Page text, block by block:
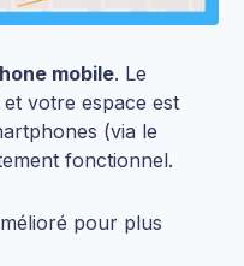
mobile. Le
votre espace est
(via le
fonctionnel.
pour plus